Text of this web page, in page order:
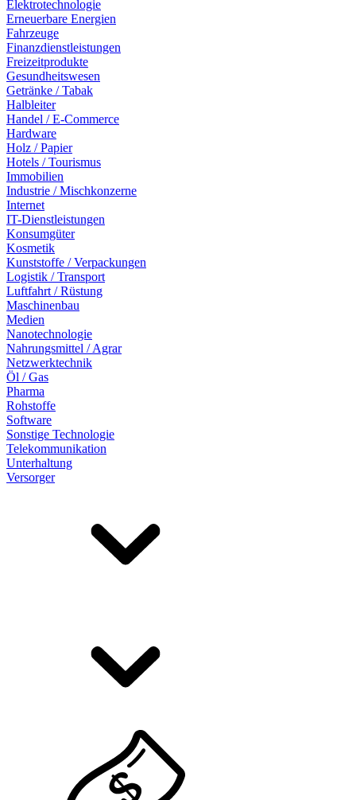
Elektrotechnologie
Erneuerbare Energien
Fahrzeuge
Finanzdienstleistungen
Freizeitprodukte
Gesundheitswesen
Getränke / Tabak
Halbleiter
Handel / E-Commerce
Hardware
Holz / Papier
Hotels / Tourismus
Immobilien
Industrie / Mischkonzerne
Internet
IT-Dienstleistungen
Konsumgüter
Kosmetik
Kunststoffe / Verpackungen
Logistik / Transport
Luftfahrt / Rüstung
Maschinenbau
Medien
Nanotechnologie
Nahrungsmittel / Agrar
Netzwerktechnik
Öl / Gas
Pharma
Rohstoffe
Software
Sonstige Technologie
Telekommunikation
Unterhaltung
Versorger